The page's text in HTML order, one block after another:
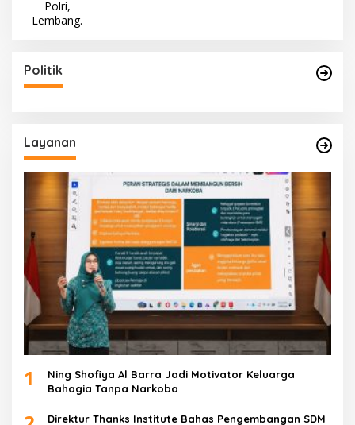
Politik
Layanan
1
Ning Shofiya Al Barra Jadi Motivator Keluarga
Bahagia Tanpa Narkoba
Direktur Thanks Institute Bahas Pengembangan SDM